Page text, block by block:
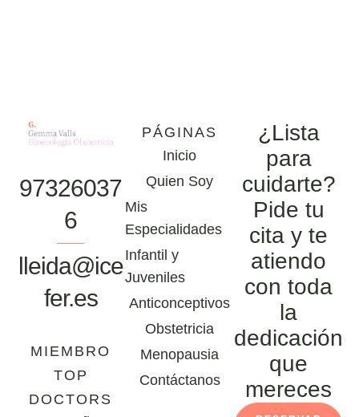
97326037
6
lleida@ice
fer.es
MIEMBRO
TOP
DOCTORS
PÁGINAS
Inicio
Quien Soy
Mis
Especialidades
Infantil y
Juveniles
Anticonceptivos
Obstetricia
Menopausia
Contáctanos
¿Lista
para
cuidarte?
Pide tu
cita y te
atiendo
con toda
la
dedicación
que
mereces